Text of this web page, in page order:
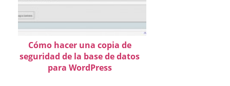
Cómo hacer una copia de
seguridad de la base de datos
para WordPress